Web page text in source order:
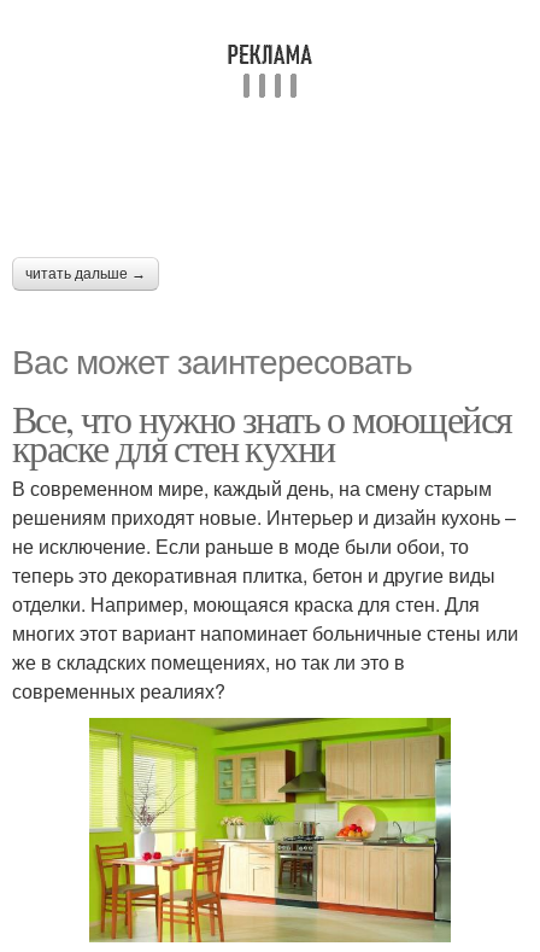
читать дальше →
Вас может заинтересовать
Все, что нужно знать о моющейся
краске для стен кухни
В современном мире, каждый день, на смену старым
решениям приходят новые. Интерьер и дизайн кухонь –
не исключение. Если раньше в моде были обои, то
теперь это декоративная плитка, бетон и другие виды
отделки. Например, моющаяся краска для стен. Для
многих этот вариант напоминает больничные стены или
же в складских помещениях, но так ли это в
современных реалиях?